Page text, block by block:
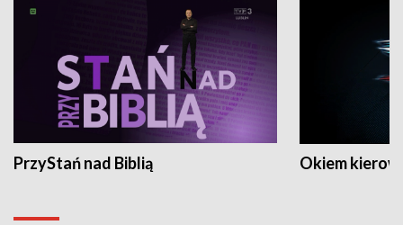
PrzyStań nad Biblią Okiem